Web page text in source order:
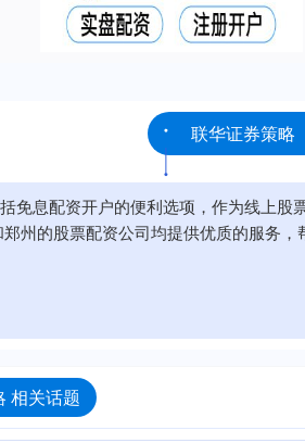
联华证券策略
免息配资开户的便利选项，作为线上
州的股票配资公司均提供优质的服务，
相关话题